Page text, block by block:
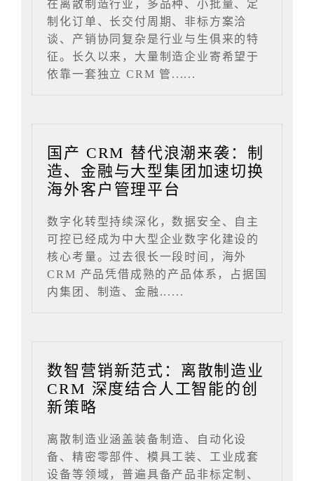
在离散制造行业，多品种、小批量、定
制化订单、长交付周期、非标方案洽
谈、产销协同复杂是行业与生俱来的特
征。长久以来，大量制造企业寄希望于
依靠一套独立 CRM 管......
国产 CRM 替代浪潮来袭：制
造、金融与大型集团加速切换
海外客户管理平台
数字化转型持续深化，数据安全、自主
可控已经成为中大型企业数字化建设的
核心考量。过去很长一段时间，海外
CRM 产品凭借成熟的产品体系，占据国
内集团、制造、金融......
数智营销新范式：离散制造业
CRM 深度结合人工智能的创
新策略
离散制造业涵盖装备制造、自动化设
备、精密零部件、模具工装、工业成套
设备等领域，普遍具备产品非标定制、